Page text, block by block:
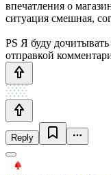
впечатления о
ситуация смешная,
PS Я буду
отправкой
Reply